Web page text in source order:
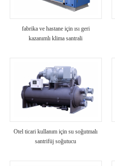
fabrika ve hastane için ısı geri
kazanımlı klima santrali
Otel ticari kullanım için su soğutmalı
santrifüj soğutucu